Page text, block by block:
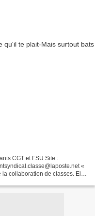
CGT et FSU Site :
«
collaboration de classes. Elle